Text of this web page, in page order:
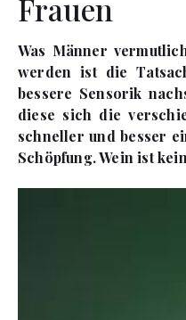
Frauen
Was Männer
werden ist die
bessere Sensorik
diese sich die
schneller und besser
Schöpfung. Wein ist